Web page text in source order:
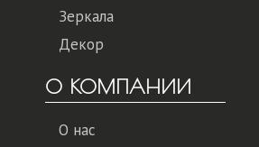
Зеркала
Декор
О КОМПАНИИ
О нас